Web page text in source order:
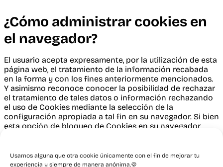
Usamos alguna que otra cookie únicamente con el fin de mejorar tu
experiencia y siempre de manera anónima.🍪
¿Cómo administrar cookies en
el navegador?
El usuario acepta expresamente, por la utilización de esta
página web, el tratamiento de la información recabada
en la forma y con los fines anteriormente mencionados.
Y asimismo reconoce conocer la posibilidad de rechazar
el tratamiento de tales datos o información rechazando
el uso de Cookies mediante la selección de la
configuración apropiada a tal fin en su navegador. Si bien
esta opción de bloqueo de Cookies en su navegador
Puede usted permitir, bloquear o eliminar las cookies